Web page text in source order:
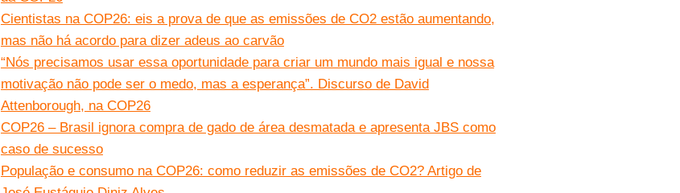
Cientistas na COP26: eis a prova de que as emissões de CO2 estão aumentando,
mas não há acordo para dizer adeus ao carvão
“Nós precisamos usar essa oportunidade para criar um mundo mais igual e nossa
motivação não pode ser o medo, mas a esperança”. Discurso de David
Attenborough, na COP26
COP26 – Brasil ignora compra de gado de área desmatada e apresenta JBS como
caso de sucesso
População e consumo na COP26: como reduzir as emissões de CO2? Artigo de